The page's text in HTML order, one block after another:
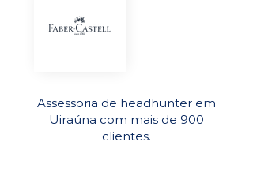
Assessoria de headhunter em
Uiraúna com mais de 900
clientes.